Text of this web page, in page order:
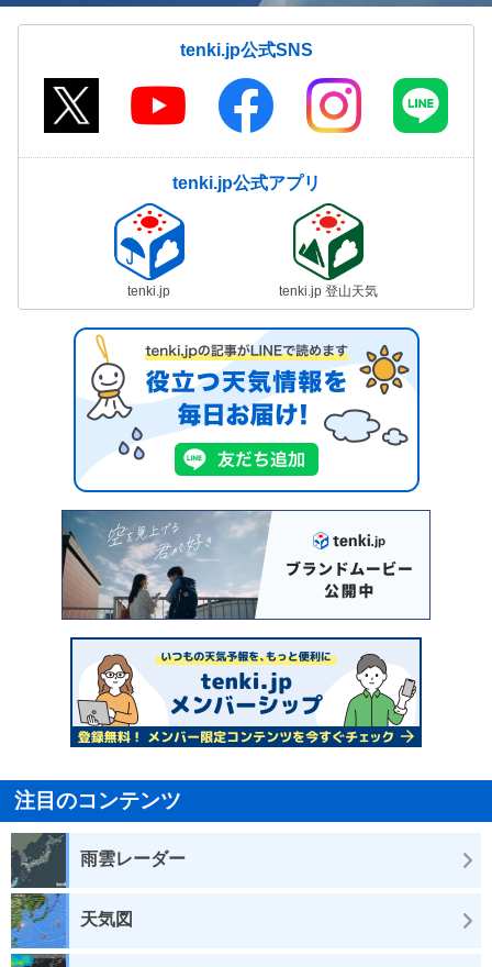
tenki.jp公式SNS
tenki.jp公式アプリ
tenki.jp tenki.jp 登山天気
注目のコンテンツ
雨雲レーダー
天気図